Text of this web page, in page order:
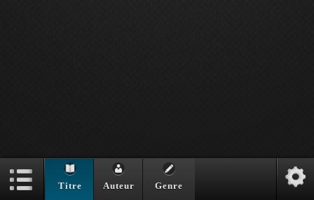
Titre Auteur Genre